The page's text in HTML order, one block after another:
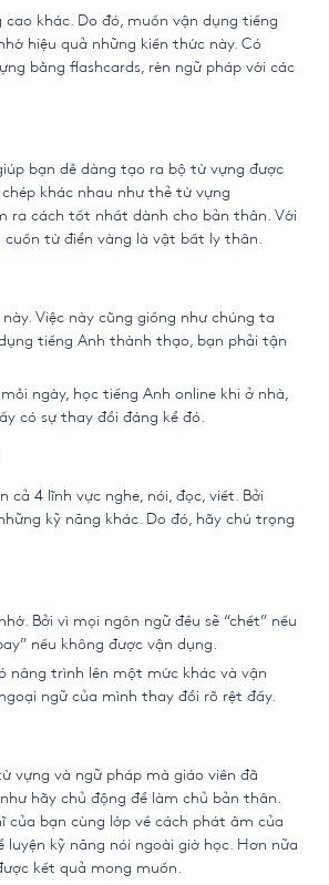
khác. Do đó, muốn vận dụng tiếng
hiệu quả những kiến thức này. Có
bằng flashcards, rèn ngữ pháp với các
bạn dễ dàng tạo ra bộ từ vựng được
khác nhau như thẻ từ vựng
ra cách tốt nhất dành cho bản thân. Với
từ điển vàng là vật bất ly thân.
Việc này cũng giống như chúng ta
tiếng Anh thành thạo, bạn phải tận
ngày, học tiếng Anh online khi ở nhà,
có sự thay đổi đáng kể đó.
4 lĩnh vực nghe, nói, đọc, viết. Bởi
kỹ năng khác. Do đó, hãy chú trọng
Bởi vì mọi ngôn ngữ đều sẽ “chết” nếu
nếu không được vận dụng.
nâng trình lên một mức khác và vận
ngữ của mình thay đổi rõ rệt đấy.
vựng và ngữ pháp mà giáo viên đã
hãy chủ động để làm chủ bản thân.
của bạn cùng lớp về cách phát âm của
kỹ năng nói ngoài giờ học. Hơn nữa
kết quả mong muốn.